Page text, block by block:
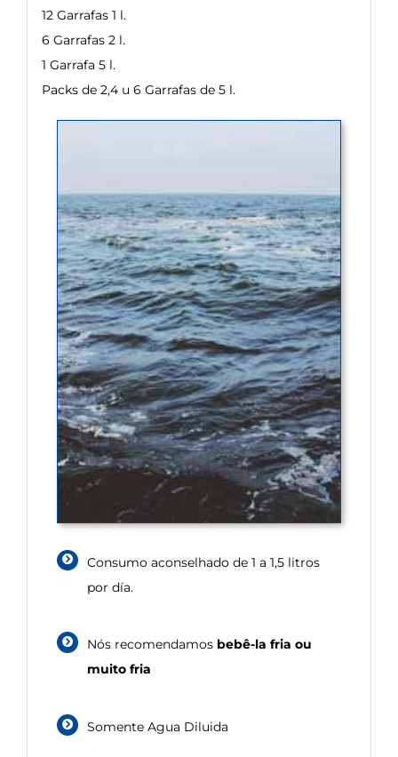
12 Garrafas 1 l.
6 Garrafas 2 l.
1 Garrafa 5 l.
Packs de 2,4 u 6 Garrafas de 5 l.
Consumo aconselhado de 1 a 1,5 litros
por día.
Nós recomendamos bebê-la fria ou
muito fria
Somente Agua Diluida